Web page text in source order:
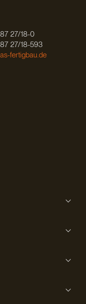
27/18-0
27/18-593
fertigbau.de